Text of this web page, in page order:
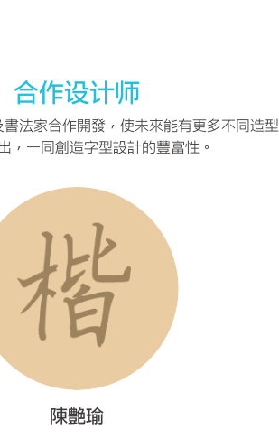
合作设计师
法家合作開發，使未來能有更多不同造型
，一同創造字型設計的豐富性。
陳艶瑜